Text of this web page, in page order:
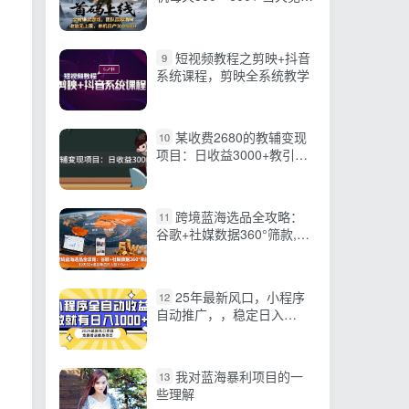
9 短视频教程之剪映+抖音
系统课程，剪映全系统教学
10 某收费2680的教辅变现
项目：日收益3000+教引
11 跨境蓝海选品全攻略：
谷歌+社媒数据360°筛款,30
12 25年最新风口，小程序
自动推广，，稳定日入
13 我对蓝海暴利项目的一
些理解